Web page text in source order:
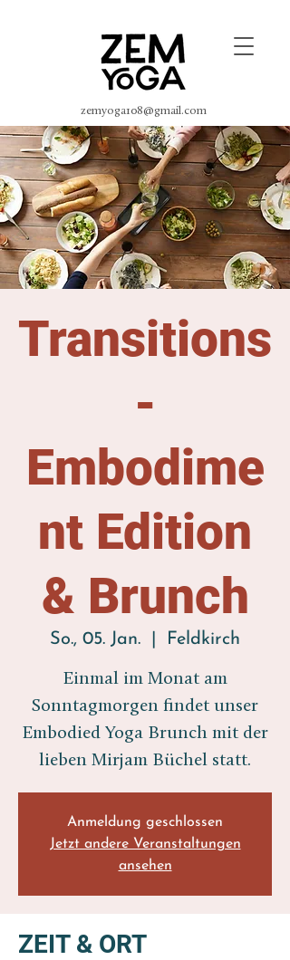
zemyoga108@gmail.com
Transitions
-
Embodime
nt Edition
& Brunch
So., 05. Jan. Feldkirch
Einmal im Monat am
Sonntagmorgen findet unser
Embodied Yoga Brunch mit der
Anmeldung geschlossen
Jetzt andere Veranstaltungen
ansehen
ZEIT & ORT